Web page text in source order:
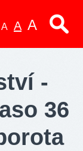
A A A
-
36